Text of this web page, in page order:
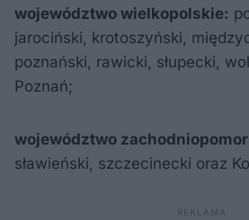
województwo wielkopolskie:
jarociński, krotoszyński,
poznański, rawicki, słupecki,
Poznań;
województwo
sławieński, szczecinecki oraz